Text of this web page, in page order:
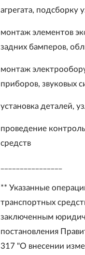
агрегата, подсборку
монтаж элементов
задних бамперов,
монтаж
приборов, звуковых
установка деталей,
проведение
средств
** Указанные
транспортных
заключенным
постановления
317 "О внесении